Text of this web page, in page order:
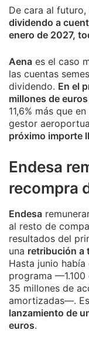
De cara al futuro,
dividendo a
enero de 2027,
Aena es el caso
las cuentas
dividendo. En el
millones de
11,6% más que
gestor
próximo importe
Endesa
recompra
Endesa
al resto de
resultados del
una retribución a
Hasta junio
programa
35 millones de
amortizadas—.
lanzamiento de
euros.